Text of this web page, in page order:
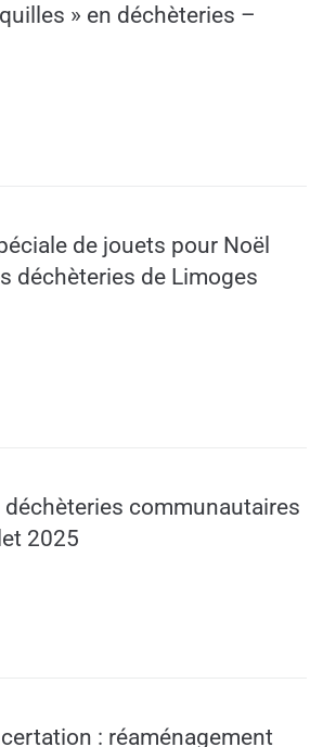
» en déchèteries –
de jouets pour Noël
déchèteries de Limoges
déchèteries communautaires
2025
: réaménagement